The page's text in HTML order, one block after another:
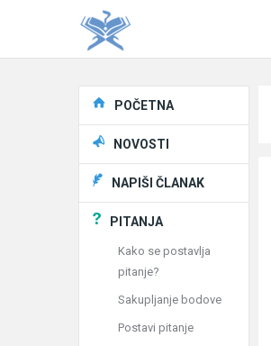
Explore
POČETNA
NOVOSTI
NAPIŠI ČLANAK
PITANJA
Kako se postavlja
pitanje?
Sakupljanje bodove
Postavi pitanje